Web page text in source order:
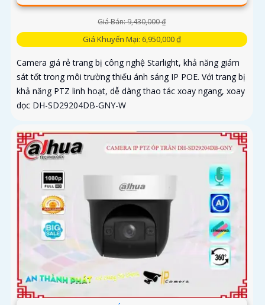
Giá Bán: 9,430,000 ₫
Giá Khuyến Mại: 6,950,000 ₫
Camera giá rẻ trang bị công nghệ Starlight, khả năng giám
sát tốt trong môi trường thiếu ánh sáng IP POE. Với trang bị
khả năng PTZ linh hoạt, dễ dàng thao tác xoay ngang, xoay
dọc DH-SD29204DB-GNY-W